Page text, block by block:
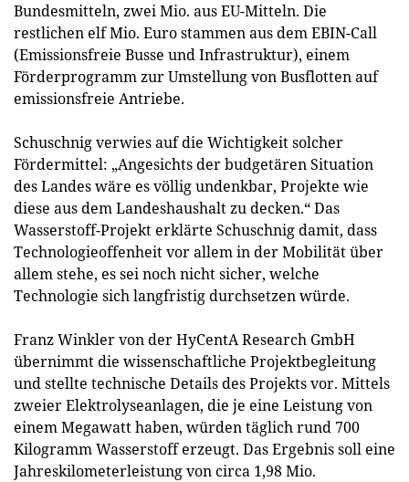
Bundesmitteln, zwei Mio. aus EU-Mitteln. Die
restlichen elf Mio. Euro stammen aus dem EBIN-Call
(Emissionsfreie Busse und Infrastruktur), einem
Förderprogramm zur Umstellung von Busflotten auf
emissionsfreie Antriebe.
Schuschnig verwies auf die Wichtigkeit solcher
Fördermittel: „Angesichts der budgetären Situation
des Landes wäre es völlig undenkbar, Projekte wie
diese aus dem Landeshaushalt zu decken.“ Das
Wasserstoff-Projekt erklärte Schuschnig damit, dass
Technologieoffenheit vor allem in der Mobilität über
allem stehe, es sei noch nicht sicher, welche
Technologie sich langfristig durchsetzen würde.
Franz Winkler von der HyCentA Research GmbH
übernimmt die wissenschaftliche Projektbegleitung
und stellte technische Details des Projekts vor. Mittels
zweier Elektrolyseanlagen, die je eine Leistung von
einem Megawatt haben, würden täglich rund 700
Kilogramm Wasserstoff erzeugt. Das Ergebnis soll eine
Jahreskilometerleistung von circa 1,98 Mio.